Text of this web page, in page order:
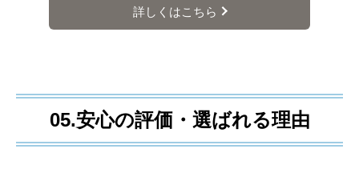
詳しくはこちら
05.安心の評価・選ばれる理由